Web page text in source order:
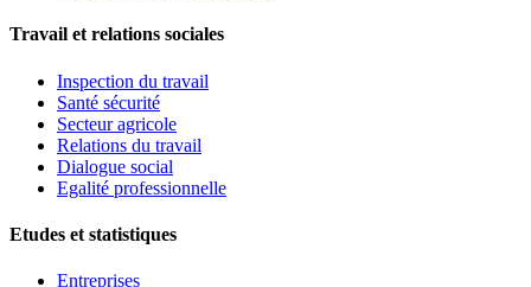
Travail et relations sociales
Inspection du travail
Santé sécurité
Secteur agricole
Relations du travail
Dialogue social
Egalité professionnelle
Etudes et statistiques
Entreprises